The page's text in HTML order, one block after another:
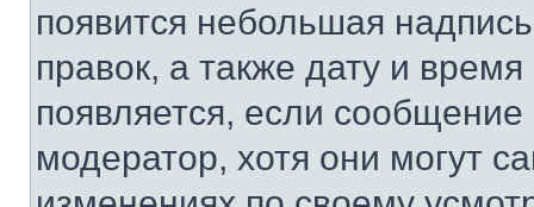
появится небольшая
правок, а также дату и
появляется, если
модератор, хотя они могут